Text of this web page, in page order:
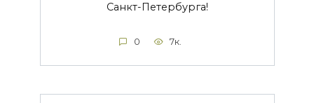
Санкт-Петербурга!
0 7к.